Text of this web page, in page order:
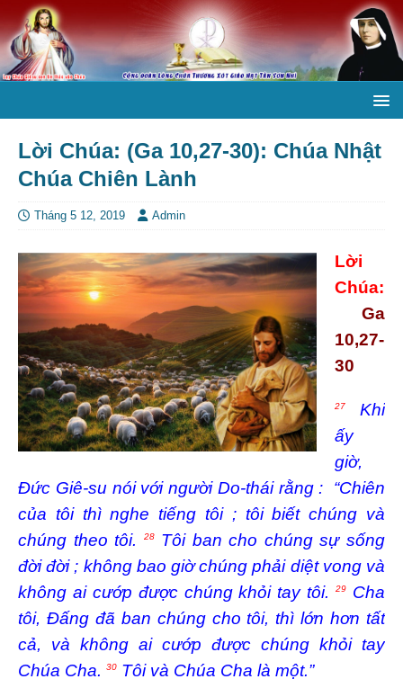
Lời Chúa: (Ga 10,27-30): Chúa Nhật
Chúa Chiên Lành
Tháng 5 12, 2019 Admin
Lời
Chúa:
Ga
10,27-
30
27
Khi
ấy
giờ,
Đức Giê-su nói với người Do-thái rằng : “Chiên
của tôi thì nghe tiếng tôi ; tôi biết chúng và
chúng theo tôi.
28Tôi ban cho chúng sự sống
đời đời ; không bao giờ chúng phải diệt vong và
không ai cướp được chúng khỏi tay tôi.29
Cha
tôi, Đấng đã ban chúng cho tôi, thì lớn hơn tất
cả, và không ai cướp được chúng khỏi tay
Chúa Cha.
30 Tôi và Chúa Cha là một.”